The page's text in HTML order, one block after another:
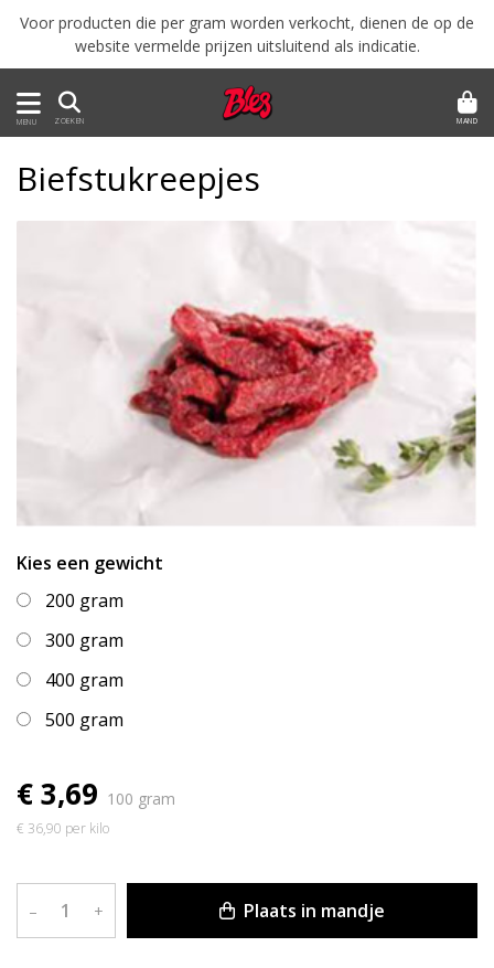
Voor producten die per gram worden verkocht, dienen de op de
website vermelde prijzen uitsluitend als indicatie.
MENU ZOEKEN MAND
Biefstukreepjes
Kies een gewicht
200 gram
300 gram
400 gram
500 gram
€ 3,69 100 gram
€ 36,90 per kilo
– + Plaats in mandje